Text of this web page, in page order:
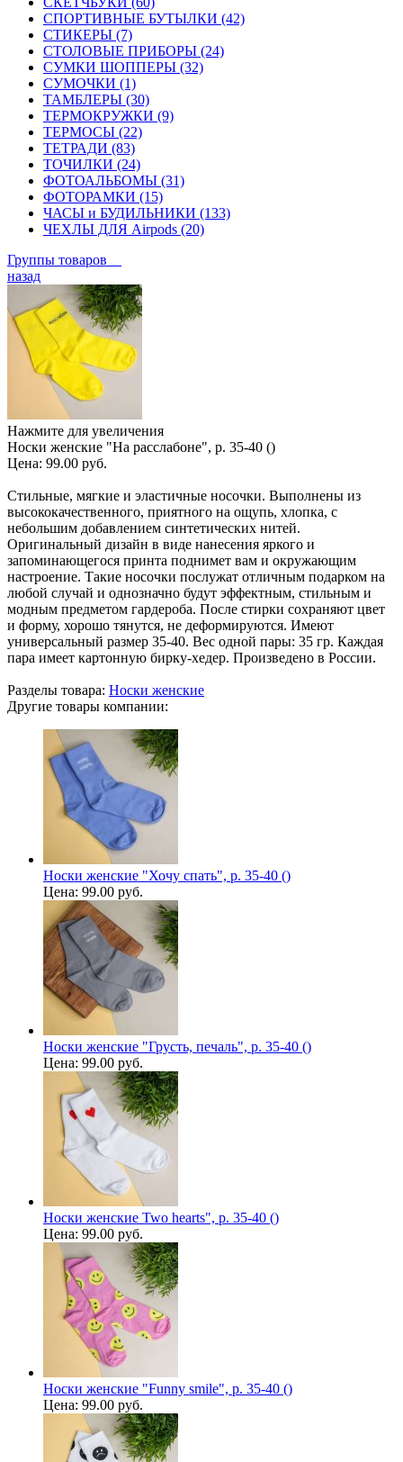
СПОРТИВНЫЕ БУТЫЛКИ (42)
СТИКЕРЫ (7)
СТОЛОВЫЕ ПРИБОРЫ (24)
СУМКИ ШОППЕРЫ (32)
СУМОЧКИ (1)
ТАМБЛЕРЫ (30)
ТЕРМОКРУЖКИ (9)
ТЕРМОСЫ (22)
ТЕТРАДИ (83)
ТОЧИЛКИ (24)
ФОТОАЛЬБОМЫ (31)
ФОТОРАМКИ (15)
ЧАСЫ и БУДИЛЬНИКИ (133)
ЧЕХЛЫ ДЛЯ Airpods (20)
Группы товаров
назад
Нажмите для увеличения
Носки женские "На расслабоне", р. 35-40 ()
Цена: 99.00 руб.
Стильные, мягкие и эластичные носочки. Выполнены из
высококачественного, приятного на ощупь, хлопка, с
небольшим добавлением синтетических нитей.
Оригинальный дизайн в виде нанесения яркого и
запоминающегося принта поднимет вам и окружающим
настроение. Такие носочки послужат отличным подарком на
любой случай и однозначно будут эффектным, стильным и
модным предметом гардероба. После стирки сохраняют цвет
и форму, хорошо тянутся, не деформируются. Имеют
универсальный размер 35-40. Вес одной пары: 35 гр. Каждая
пара имеет картонную бирку-хедер. Произведено в России.
Разделы товара: Носки женские
Другие товары компании:
Носки женские "Хочу спать", р. 35-40 ()
Цена: 99.00 руб.
Носки женские "Грусть, печаль", р. 35-40 ()
Цена: 99.00 руб.
Носки женские Two hearts", р. 35-40 ()
Цена: 99.00 руб.
Носки женские "Funny smile", р. 35-40 ()
Цена: 99.00 руб.